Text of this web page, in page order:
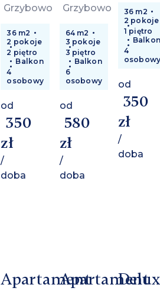
Grzybowo
36 m2
2 pokoje
2 piętro
Balkon
4
osobowy
od
350
zł
/
doba
Grzybowo
64 m2
3 pokoje
3 piętro
Balkon
6
osobowy
od
580
zł
/
doba
36 m2
2 pokoje
1 piętro
4
od
350
zł
/
doba
ApartamentApartament